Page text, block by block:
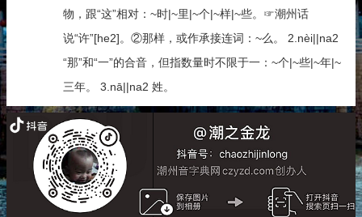
物，跟“这”相对：~时|~里|~个|~样|~些。☞潮州话
说“许”[he2]。②那样，或作承接连词：~么。 2.nèi||na2
“那”和“一”的合音，但指数量时不限于一：~个|~些|~年|~
三年。 3.nā||na2 姓。